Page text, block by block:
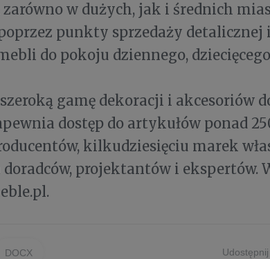
w dużych, jak i średnich
punkty sprzedaży detalicznej
do pokoju dziennego,
gamę dekoracji i akcesoriów
dostęp do artykułów ponad
kilkudziesięciu marek
projektantów i ekspertów.
DOCX Udostępnij